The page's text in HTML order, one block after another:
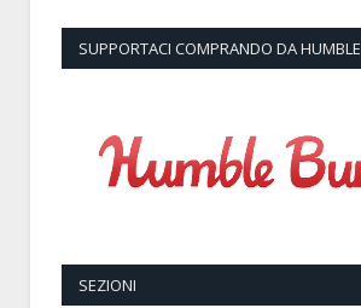
SUPPORTACI COMPRANDO DA HUMBLE
SEZIONI